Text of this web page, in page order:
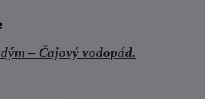
– Čajový vodopád.